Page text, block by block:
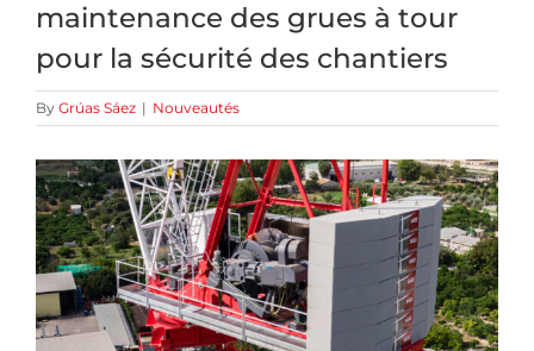
maintenance des grues à tour
pour la sécurité des chantiers
By Grúas Sáez | Nouveautés